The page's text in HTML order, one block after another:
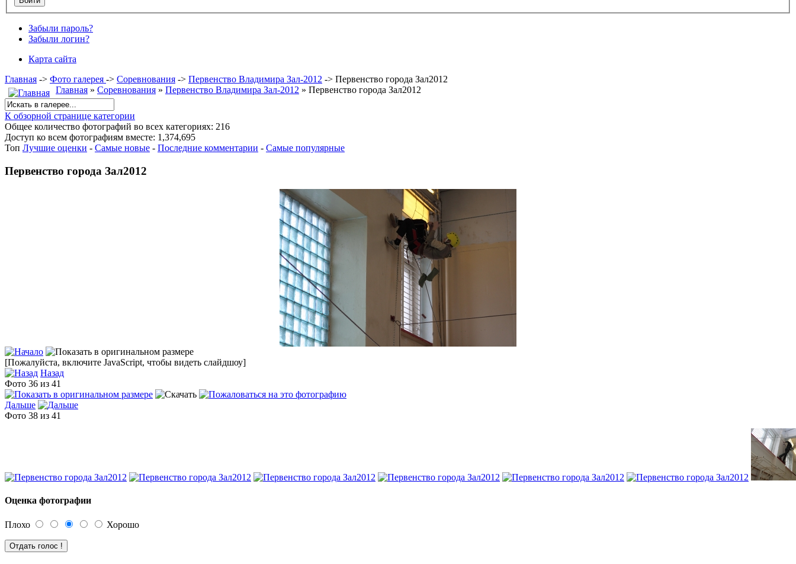
Забыли пароль?
Забыли логин?
Карта сайта
Главная -> Фото галерея -> Соревнования -> Первенство Владимира Зал-2012 -> Первенство города Зал2012
Главная » Соревнования » Первенство Владимира Зал-2012 » Первенство города Зал2012
К обзорной странице категории
Общее количество фотографий во всех категориях: 216
Доступ ко всем фотографиям вместе: 1,374,695
Топ Лучшие оценки - Самые новые - Последние комментарии - Самые популярные
Первенство города Зал2012
[Пожалуйста, включите JavaScript, чтобы видеть слайдшоу]
Назад
Фото 36 из 41
Дальше
Фото 38 из 41
Оценка фотографии
Плохо Хорошо